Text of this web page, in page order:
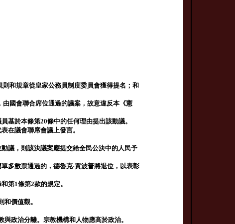
和規章從皇家公務員制度委員會獲得提名；和
國會聯合席位通過的議案，故意違反本《憲
基於本條第20條中的任何理由提出該動議。
在議會聯席會議上發言。
議，則該決議案應提交給全民公決中的人民予
多數票通過的，德魯克·賈波普將退位，以表彰
第1條第2款的規定。
價值觀。
政治分離。宗教機構和人物應高於政治。